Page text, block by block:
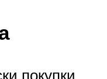
покупки